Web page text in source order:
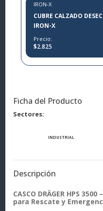
IRON-X
CUBRE CALZADO
IRON-X
Precio:
$2.825
Ficha del Producto
Sectores
INDUSTRIAL
Descripción
CASCO DRÄGER HPS
para Rescate y